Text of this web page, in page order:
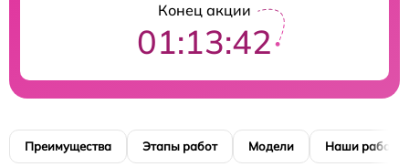
Конец акции
01:13:42
Преимущества Этапы работ Модели Наши работы